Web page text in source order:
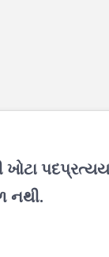
પદપ્રત્યય
નથી.